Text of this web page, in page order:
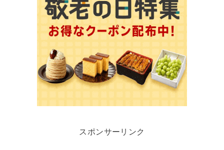
スポンサーリンク